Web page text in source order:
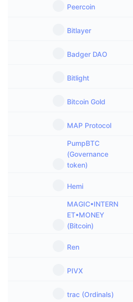
Peercoin
Bitlayer
Badger DAO
Bitlight
Bitcoin Gold
MAP Protocol
PumpBTC
(Governance
token)
Hemi
MAGIC•INTERN
ET•MONEY
(Bitcoin)
Ren
PIVX
trac (Ordinals)